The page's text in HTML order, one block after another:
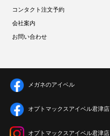
コンタクト注文予約
会社案内
お問い合わせ
メガネのアイベル
オプトマックスアイベル君津店
オプトマックスアイベル君津店